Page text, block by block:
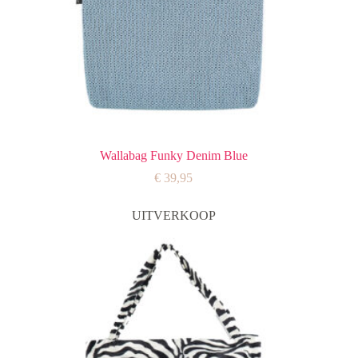
Wallabag Funky Denim Blue
€ 39,95
UITVERKOOP